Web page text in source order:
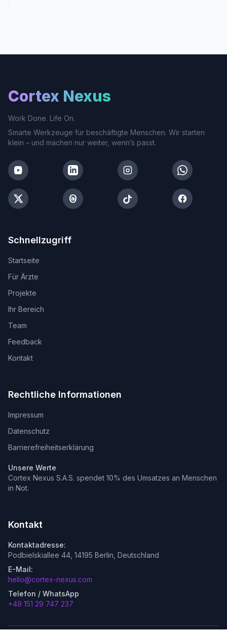
Cortex Nexus
Work Done. Life On.
Smarte Werkzeuge für beschäftigte Menschen. Wir starten
klein – und machen nur weiter, wenn’s passt.
Schnellzugriff
Startseite
Für Ärzte
Projekte
Ihr Bereich
Team
Feedback
Kontakt
Rechtliche Informationen
Impressum
Datenschutz
Barrierefreiheitserklärung
Unsere Werte
Cortex Nexus S.A.S. spendet 10% des Umsatzes an Menschen
in Not.
Kontakt
Kontaktadresse:
Podbielskiallee 44, 14195 Berlin, Deutschland
E-Mail:
hello@cortex-nexus.com
Telefon / WhatsApp
+49 151 29 747 237